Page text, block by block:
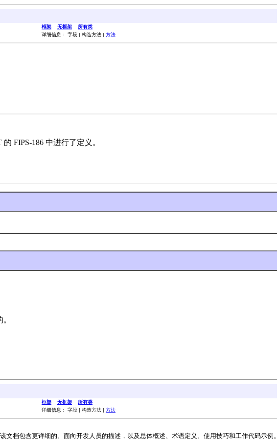
框架 无框架
所有类
详细信息： 字段 | 构造方法 | 方法
FIPS-186 中进行了定义。
框架 无框架
所有类
详细信息： 字段 | 构造方法 | 方法
文档包含更详细的、面向开发人员的描述，以及总体概述、术语定义、使用技巧和工作代码示例。